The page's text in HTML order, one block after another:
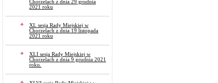
Chorzelach z dnia 29 grudnia
2021 roku
XL sesja Rady Miejskiej w
Chorzelach z dnia 19 listopada
2021 roku
XLI sesja Rady Miejskiej w
Chorzelach z dnia 9 grudnia 2021
roku.